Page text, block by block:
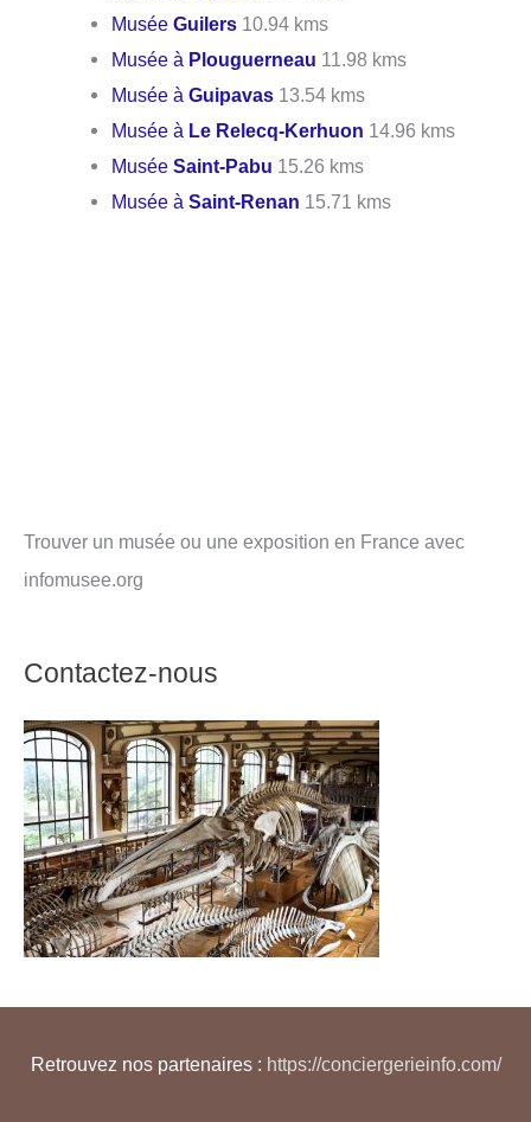
MuséeGuilers 10.94 kms
Musée à Plouguerneau 11.98 kms
Musée àGuipavas 13.54 kms
Musée à Le Relecq-Kerhuon 14.96 kms
MuséeSaint-Pabu 15.26 kms
Musée àSaint-Renan 15.71 kms
Trouver un musée ou une exposition en France avec
infomusee.org
Contactez-nous
Retrouvez nos partenaires : https://conciergerieinfo.com/